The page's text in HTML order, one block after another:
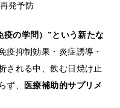
発予防
の学問）”という新たな
疫抑制効果・炎症誘導・
される中、飲む日焼け止
ず、
医療補助的サプリメ